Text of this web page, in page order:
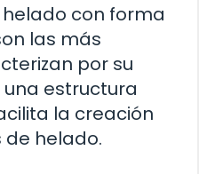
con forma
las más
por su
estructura
la creación
helado.